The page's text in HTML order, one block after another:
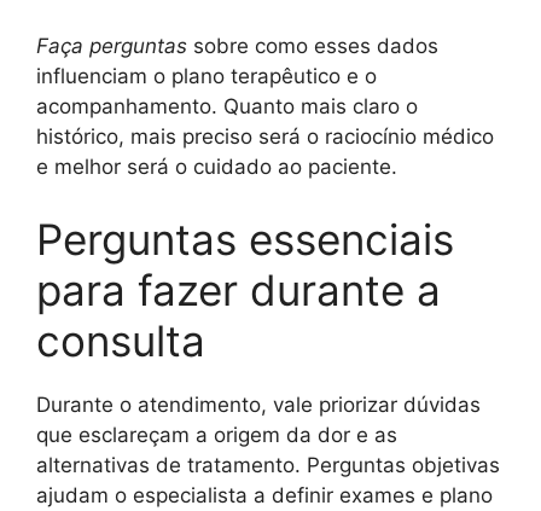
Faça perguntas sobre como esses dados
influenciam o plano terapêutico e o
acompanhamento. Quanto mais claro o
histórico, mais preciso será o raciocínio médico
e melhor será o cuidado ao paciente.
Perguntas essenciais
para fazer durante a
consulta
Durante o atendimento, vale priorizar dúvidas
que esclareçam a origem da dor e as
alternativas de tratamento. Perguntas objetivas
ajudam o especialista a definir exames e plano